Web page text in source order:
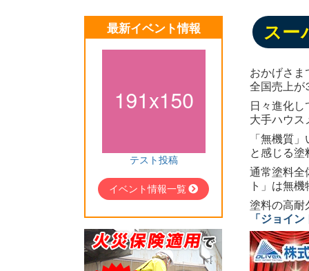
スー
おかげさま
全国売上が
日々進化
大手ハウス
「無機質
と感じる塗
通常塗料全
ト」は無
塗料の高耐
「ジョイ
最新イベント情報
テスト投稿
イベント情報一覧